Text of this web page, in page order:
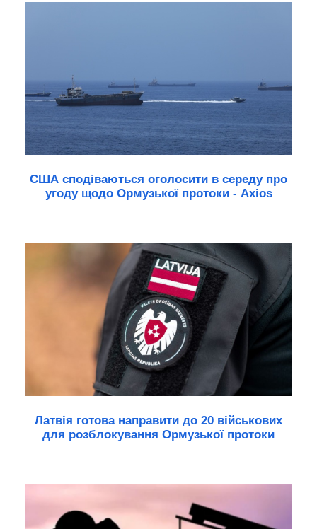
США сподіваються оголосити в середу про
угоду щодо Ормузької протоки - Axios
Латвія готова направити до 20 військових
для розблокування Ормузької протоки